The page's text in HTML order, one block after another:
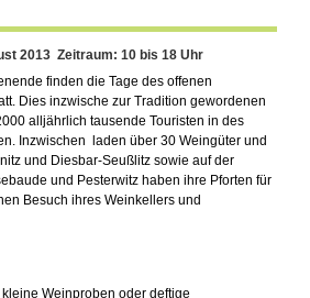
2013 Zeitraum: 10 bis 18 Uhr
finden die Tage des offenen
Dies inzwische zur Tradition gewordenen
alljährlich tausende Touristen in des
Inzwischen laden über 30 Weingüter und
und Diesbar-Seußlitz sowie auf der
und Pesterwitz haben ihre Pforten für
Besuch ihres Weinkellers und
Weinproben oder deftige